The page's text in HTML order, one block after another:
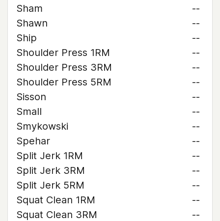
Sham
--
Shawn
--
Ship
--
Shoulder Press 1RM
--
Shoulder Press 3RM
--
Shoulder Press 5RM
--
Sisson
--
Small
--
Smykowski
--
Spehar
--
Split Jerk 1RM
--
Split Jerk 3RM
--
Split Jerk 5RM
--
Squat Clean 1RM
--
Squat Clean 3RM
--